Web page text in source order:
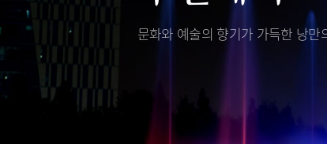
도보관광
DMZ평화
고양시관
고양컨벤
문화와 예술의 향기가 가득한 낭만